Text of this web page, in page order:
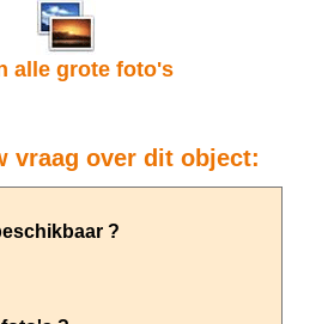
alle grote foto's
vraag over dit object: